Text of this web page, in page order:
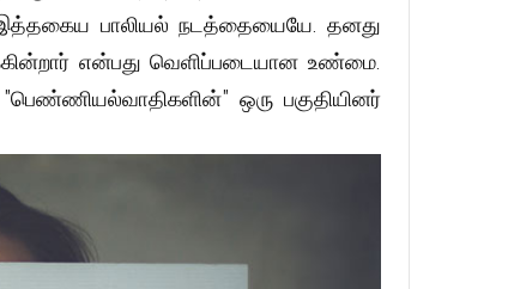
இத்தகைய பாலியல் நடத்தையையே. தனது
என்பது வெளிப்படையான உண்மை.
ஒரு பகுதியினர்